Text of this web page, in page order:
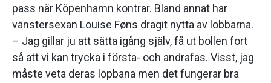
pass när Köpenhamn kontrar. Bland annat har
vänstersexan Louise Føns dragit nytta av lobbarna.
– Jag gillar ju att sätta igång själv, få ut bollen fort
så att vi kan trycka i första- och andrafas. Visst, jag
måste veta deras löpbana men det fungerar bra